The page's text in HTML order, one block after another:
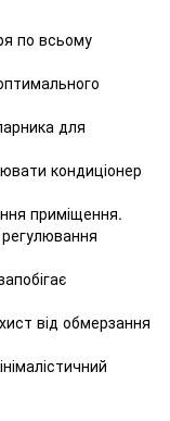
по всьому
для
кондиціонер
приміщення.
від обмерзання